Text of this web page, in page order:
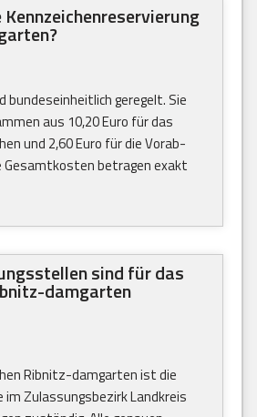
bundeseinheitlich geregelt. Sie
aus 10,20 Euro für das
und 2,60 Euro für die Vorab-
Gesamtkosten betragen exakt
sind für das
damgarten
Ribnitz-damgarten ist die
Zulassungsbezirk Landkreis